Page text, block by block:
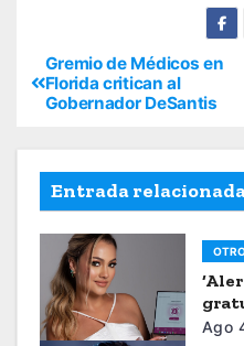
Gremio de Médicos en
Florida critican al
Gobernador DeSantis
Entrada
Ago